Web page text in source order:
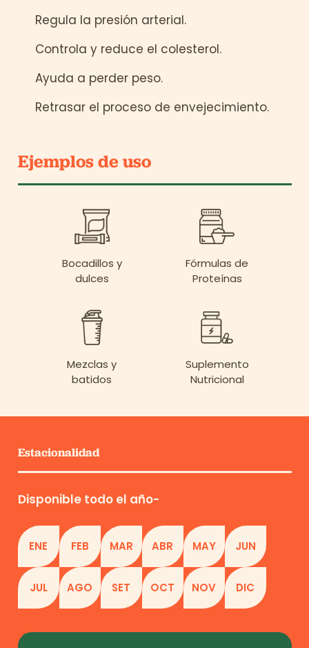
Regula la presión arterial.
Controla y reduce el colesterol.
Ayuda a perder peso.
Retrasar el proceso de envejecimiento.
Ejemplos de uso
Bocadillos y
dulces
Fórmulas de
Proteínas
Mezclas y
batidos
Suplemento
Nutricional
Estacionalidad
Disponible todo el año-
ENE FEB MAR ABR MAY JUN
JUL AGO SET OCT NOV DIC